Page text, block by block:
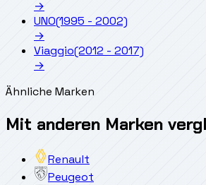
→
UNO(1995 - 2002)
→
Viaggio(2012 - 2017)
→
Ähnliche Marken
Mit anderen Marken
Renault
Peugeot